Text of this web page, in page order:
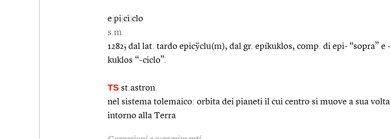
e pi cì clo
s.m.
1282; dal lat. tardo epicўclu(m), dal gr. epíkuklos, comp. di epi- “sopra” e -
kuklos “-ciclo”.
TS st.astron.
nel sistema tolemaico: orbita dei pianeti il cui centro si muove a sua volta
intorno alla Terra